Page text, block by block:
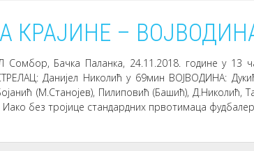
КРАЈИНЕ –
Сомбор, Бачка Паланка, 24.11.2018. године у 13
Данијел Николић у 69мин ВОЈВОДИНА:
(М.Станојев), Пилиповић (Башић),
Иако без тројице стандардних првотимаца